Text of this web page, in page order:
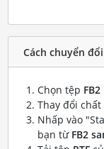
Cách chuyển
Chọn tệp FB2
Thay đổi
Nhấp vào
bạn từ FB2